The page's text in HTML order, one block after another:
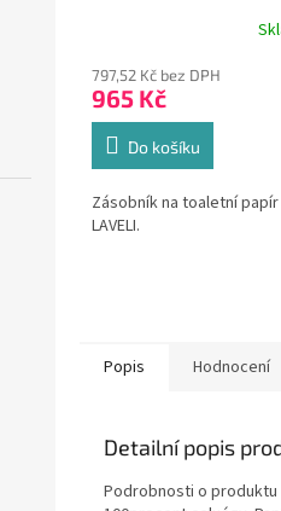
produktu
je
5,0
5
hvězdiček.
797,52 Kč bez DPH
965 Kč
Do košíku
Zásobník na toaletní papír
LAVELI.
Popis Hodnocení
Detailní popis
Podrobnosti o produktu